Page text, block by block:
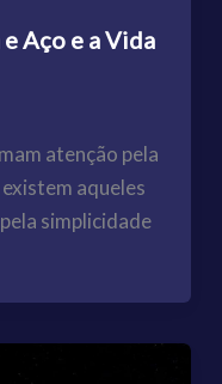
Aço e a Vida
atenção pela
aqueles
simplicidade